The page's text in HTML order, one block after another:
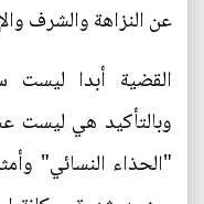
عن النزاهة والشرف
القضية أبدا ليست
وبالتأكيد هي ليست
"الحذاء النسائي"